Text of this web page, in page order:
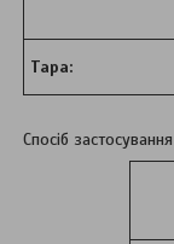
Тара:
Спосіб